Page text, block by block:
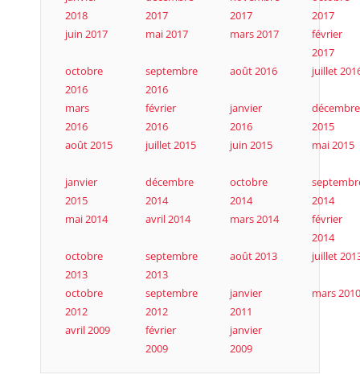
2018
2017
2017
2017
juin 2017
mai 2017 mars 2017
février
2017
octobre
2016
septembre
2016
août 2016 juillet
mars
2016
février
2016
janvier
2016
décembre
2015
août 2015
juillet 2015 juin 2015 mai 2015
janvier
2015
décembre
2014
octobre
2014
2014
mai 2014
avril 2014 mars 2014
février
2014
octobre
2013
septembre
2013
août 2013 juillet
octobre
2012
septembre
2012
janvier
2011
mars 2010
avril 2009
février
2009
janvier
2009